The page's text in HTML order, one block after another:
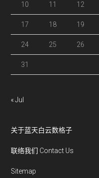
10 11 12
17 18 19
24 25 26
31
« Jul
关于蓝天白云数格子
联络我们 Contact Us
Sitemap